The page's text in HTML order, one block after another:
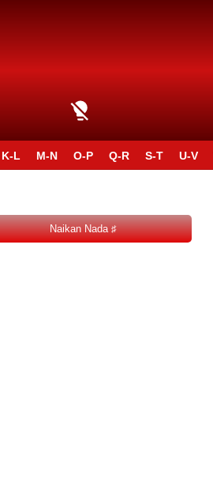
K-L M-N O-P Q-R S-T U-V